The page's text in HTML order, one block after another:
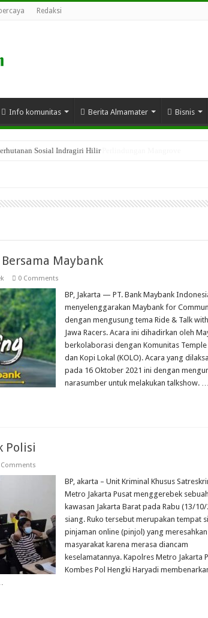
Redaksi
Info komunitas Berita Almamater Bisnis
Sosial Indragiri Hilir
Maybank
0 Comments
BP, Jakarta — PT. Bank Maybank
menyelenggarakan Maybank for
dengan mengusung tema Ride & Talk
Jawa Racers. Acara ini dihadirkan oleh
berkolaborasi dengan Komunitas Temple
dan Kopi Lokal (KOLO). Acara yang
pada 16 Oktober 2021 ini dengan
narasumber untuk melakukan talkshow. …
Polisi
Comments
BP, akarta – Unit Kriminal Khusus
Metro Jakarta Pusat menggerebek
kawasan Jakarta Barat pada Rabu (13/10/
siang. Ruko tersebut merupakan tempat
pinjaman online (pinjol) yang meresahkan
masyarakat karena merasa diancam
keselamatannya. Kapolres Metro Jakarta
Kombes Pol Hengki Haryadi